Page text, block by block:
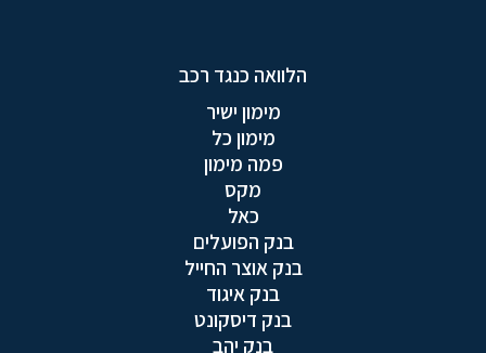
הלוואה כנגד רכב
מימון ישיר
מימון כל
פמה מימון
מקס
כאל
בנק הפועלים
בנק אוצר החייל
בנק איגוד
בנק דיסקונט
בנק יהב